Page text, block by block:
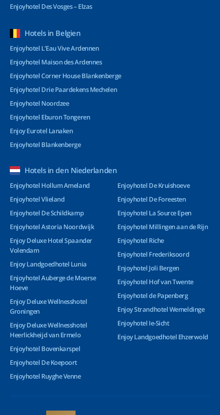
Enjoyhotel Des Vosges – Elzas
Hotels in Belgien
Enjoyhotel L’Eau Vive Ardennen
Enjoyhotel Maison des Ardennes
Enjoyhotel Corner House Blankenberge
Enjoyhotel Drie Paardekens Mechelen
Enjoyhotel Noordzee
Enjoyhotel Eburon Tongeren
Enjoy Eurotel Lanaken
Enjoyhotel Blankenberge
Hotels in den Niederlanden
Enjoyhotel Hollum Ameland
Enjoyhotel Vlieland
Enjoyhotel De Schildkamp
Enjoyhotel Astoria Noordwijk
Enjoy Deluxe Hotel Spaander
Volendam
Enjoy Landgoedhotel Lunia
Enjoyhotel Auberge de Moerse
Hoeve
Enjoy Deluxe Wellnesshotel
Groningen
Enjoy Deluxe Wellnesshotel
Heerlickheijd van Ermelo
Enjoyhotel Bovenkarspel
Enjoyhotel De Koepoort
Enjoyhotel Ruyghe Venne
Enjoyhotel De Kruishoeve
Enjoyhotel De Foreesten
Enjoyhotel La Source Epen
Enjoyhotel Millingen aan de Rijn
Enjoyhotel Riche
Enjoyhotel Frederiksoord
Enjoyhotel Joli Bergen
Enjoyhotel Hof van Twente
Enjoyhotel de Papenberg
Enjoy Strandhotel Wemeldinge
Enjoyhotel Ie-Sicht
Enjoy Landgoedhotel Ehzerwold